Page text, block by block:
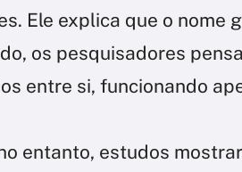
Ele explica que o nome
os pesquisadores
entre si, funcionando
entanto, estudos